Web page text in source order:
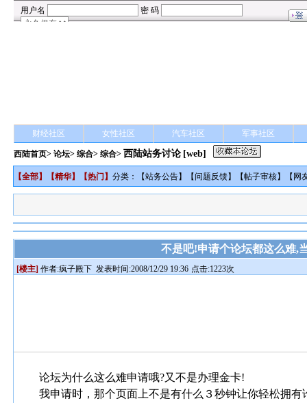
财经社区 女性社区 汽车社区 军事社区
西陆首页>论坛>综合> 综合> 西陆站务讨论 [web]
【全部】【精华】【热门 】分类：【站务公告】【问题反馈】【帖子审核】【 网
不是吧!申请个论坛都这么难,
[楼主] 作者:疯子殿下 发表时间:2008/12/29 19:36 点击:1223次
论坛为什么这么难申请哦?又不是办理金卡!
我申请时，那个页面上不是有什么３秒钟让你轻松拥